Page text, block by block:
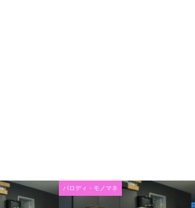
パロディ・モノマネ